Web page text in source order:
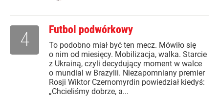
Futbol podwórkowy
To podobno miał być ten mecz. Mówiło się
o nim od miesięcy. Mobilizacja, walka. Starcie
z Ukrainą, czyli decydujący moment w walce
o mundial w Brazylii. Niezapomniany premier
Rosji Wiktor Czernomyrdin powiedział kiedyś:
„Chcieliśmy dobrze, a...
4